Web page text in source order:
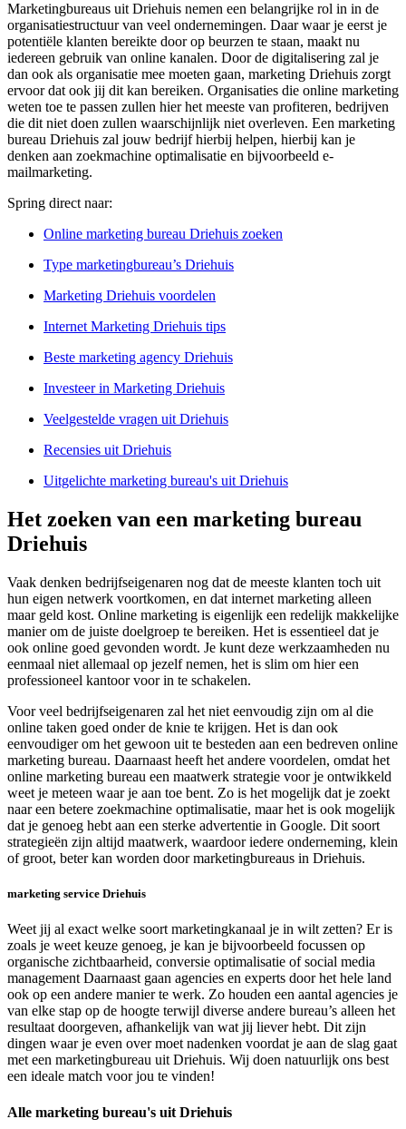
Marketingbureaus uit Driehuis nemen een belangrijke rol in in de
organisatiestructuur van veel ondernemingen. Daar waar je eerst je
potentiële klanten bereikte door op beurzen te staan, maakt nu
iedereen gebruik van online kanalen. Door de digitalisering zal je
dan ook als organisatie mee moeten gaan, marketing Driehuis zorgt
ervoor dat ook jij dit kan bereiken. Organisaties die online marketing
weten toe te passen zullen hier het meeste van profiteren, bedrijven
die dit niet doen zullen waarschijnlijk niet overleven. Een marketing
bureau Driehuis zal jouw bedrijf hierbij helpen, hierbij kan je
denken aan zoekmachine optimalisatie en bijvoorbeeld e-
mailmarketing.
Spring direct naar:
Online marketing bureau Driehuis zoeken
Type marketingbureau’s Driehuis
Marketing Driehuis voordelen
Internet Marketing Driehuis tips
Beste marketing agency Driehuis
Investeer in Marketing Driehuis
Veelgestelde vragen uit Driehuis
Recensies uit Driehuis
Uitgelichte marketing bureau's uit Driehuis
Het zoeken van een marketing bureau
Driehuis
Vaak denken bedrijfseigenaren nog dat de meeste klanten toch uit
hun eigen netwerk voortkomen, en dat internet marketing alleen
maar geld kost. Online marketing is eigenlijk een redelijk makkelijke
manier om de juiste doelgroep te bereiken. Het is essentieel dat je
ook online goed gevonden wordt. Je kunt deze werkzaamheden nu
eenmaal niet allemaal op jezelf nemen, het is slim om hier een
professioneel kantoor voor in te schakelen.
Voor veel bedrijfseigenaren zal het niet eenvoudig zijn om al die
online taken goed onder de knie te krijgen. Het is dan ook
eenvoudiger om het gewoon uit te besteden aan een bedreven online
marketing bureau. Daarnaast heeft het andere voordelen, omdat het
online marketing bureau een maatwerk strategie voor je ontwikkeld
weet je meteen waar je aan toe bent. Zo is het mogelijk dat je zoekt
naar een betere zoekmachine optimalisatie, maar het is ook mogelijk
dat je genoeg hebt aan een sterke advertentie in Google. Dit soort
strategieën zijn altijd maatwerk, waardoor iedere onderneming, klein
of groot, beter kan worden door marketingbureaus in Driehuis.
marketing service Driehuis
Weet jij al exact welke soort marketingkanaal je in wilt zetten? Er is
zoals je weet keuze genoeg, je kan je bijvoorbeeld focussen op
organische zichtbaarheid, conversie optimalisatie of social media
management Daarnaast gaan agencies en experts door het hele land
ook op een andere manier te werk. Zo houden een aantal agencies je
van elke stap op de hoogte terwijl diverse andere bureau’s alleen het
resultaat doorgeven, afhankelijk van wat jij liever hebt. Dit zijn
dingen waar je even over moet nadenken voordat je aan de slag gaat
met een marketingbureau uit Driehuis. Wij doen natuurlijk ons best
een ideale match voor jou te vinden!
Alle marketing bureau's uit Driehuis